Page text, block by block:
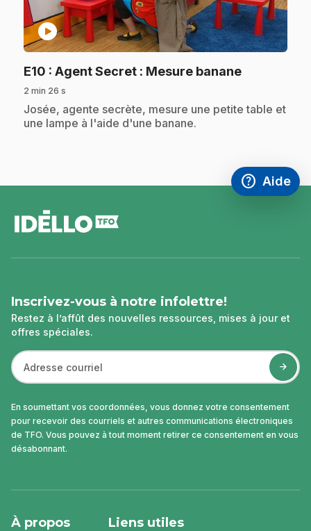
play_circle
E10 : Agent Secret : Mesure banane.
2 min 26 s
.Josée, agente secrète, mesure une petite table et
une lampe à l'aide d'une banane.
help
Accéder à
Aide
,Ce lien
de
page
Inscrivez-vous à notre infolettre!
Restez à l’affût des nouvelles ressources, mises à jour et
offres spéciales.
En soumettant vos coordonnées, vous donnez votre consentement
pour recevoir des courriels et autres communications électroniques
de TFO. Vous pouvez à tout moment retirer ce consentement en vous
désabonnant.
À propos Liens utiles